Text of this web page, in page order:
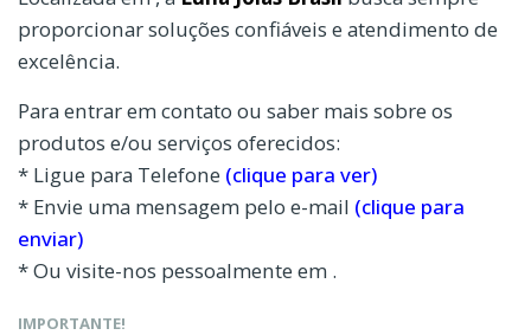
proporcionar soluções confiáveis e atendimento de
excelência.
Para entrar em contato ou saber mais sobre os
produtos e/ou serviços oferecidos:
* Ligue para Telefone (clique para ver)
* Envie uma mensagem pelo e-mail (clique para
enviar)
* Ou visite-nos pessoalmente em .
IMPORTANTE!